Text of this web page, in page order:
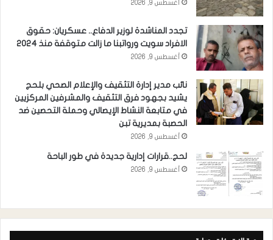
أغسطس 9, 2026
تجدد المناشدة لوزير الدفاع.. عسكريان: حقوق
الافراد سويت ورواتبنا ما زالت متوقفة منذ 2024
أغسطس 9, 2026
نائب مدير إدارة التثقيف والإعلام الصحي بلحج
يشيد بجهود فرق التثقيف والمشرفين المركزيين
في متابعة النشاط الإيصالي وحملة التحصين ضد
الحصبة بمديرية تبن
أغسطس 9, 2026
لحج..قرارات إدارية جديدة في طور الباحة
أغسطس 9, 2026